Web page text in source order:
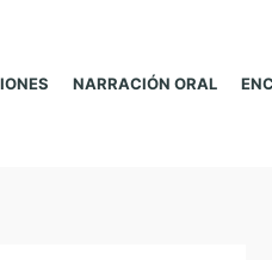
NARRACIÓN ORAL